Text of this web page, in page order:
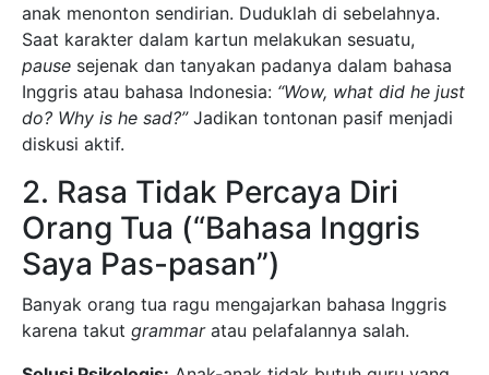
anak menonton sendirian. Duduklah di sebelahnya.
Saat karakter dalam kartun melakukan sesuatu,
pause sejenak dan tanyakan padanya dalam bahasa
Inggris atau bahasa Indonesia: “Wow, what did he just
do? Why is he sad?”Jadikan tontonan pasif menjadi
diskusi aktif.
2. Rasa Tidak Percaya Diri
Orang Tua (“Bahasa Inggris
Saya Pas-pasan”)
Banyak orang tua ragu mengajarkan bahasa Inggris
karena takut grammaratau pelafalannya salah.